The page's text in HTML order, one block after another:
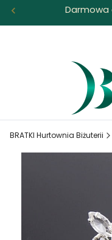
Darmowa
BRATKI Hurtownia Biżuterii